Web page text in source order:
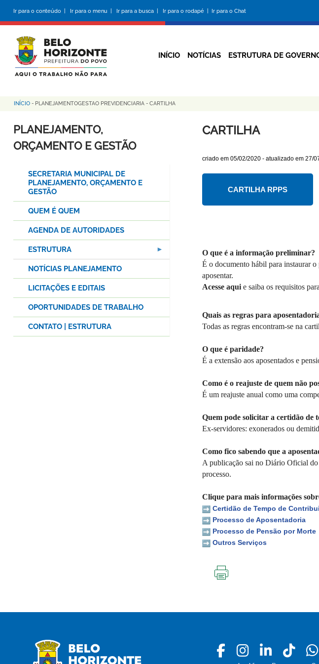
conteúdo
principal
Ir para o conteúdo | Ir para o menu | Ir para a busca | Ir para o rodapé | Ir para o Chat
da
INÍCIO NOTÍCIAS ESTRUTURA DE
Trilha
de
navegação
INÍCIO - PLANEJAMENTOGESTAO PREVIDENCIARIA - CARTILHA
CARTILHA
criado em 05/02/2020- atualizado em 27/
CARTILHA RPPS
O que é a informação preliminar?
É o documento hábil para instaurar o
aposentar.
Acesse aquie saiba os requisitos
Quais as regras para
Todas as regras encontram-se na
O que é paridade?
É a extensão aos aposentados e
Como é o reajuste de quem não
É um reajuste anual como uma
Quem pode solicitar a certidão de
Ex-servidores: exonerados ou
Como fico sabendo que a
A publicação sai no Diário Oficial
processo.
Clique para mais informações
Certidão de Tempo de
Processo de Aposentadoria
Processo de Pensão por Morte
Outros Serviços
PLANEJAMENTO,
ORÇAMENTO E GESTÃO
SECRETARIA MUNICIPAL DE
PLANEJAMENTO, ORÇAMENTO E
GESTÃO
QUEM É QUEM
AGENDA DE AUTORIDADES
ESTRUTURA
NOTÍCIAS PLANEJAMENTO
LICITAÇÕES E EDITAIS
OPORTUNIDADES DE TRABALHO
CONTATO | ESTRUTURA
Facebook
Instagram